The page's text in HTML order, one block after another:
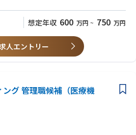
動して、店頭POSやカタログ・オンライン
の店頭及びオンライン露出の最大化を交渉
販促施策を事前に計画・承認を受け、売
を共有し、高いパフォーマンスと継続的な
の医療機器メーカーです。従来までの”医療
”医療IT”を提供する企業へと変革の過渡期
医療の未来をけん引するミッションを背負
想定年収 600 万円 ~ 750 万円
人エントリー
グ 管理職候補（医療機